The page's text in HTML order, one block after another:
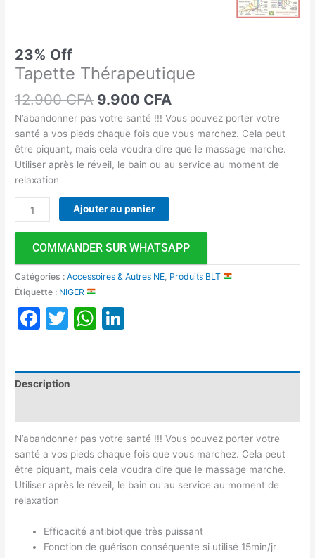
23% Off
Tapette Thérapeutique
12.900CFA 9.900 CFA
N’abandonner pas votre santé !!! Vous pouvez porter votre
santé a vos pieds chaque fois que vous marchez. Cela peut
être piquant, mais cela voudra dire que le massage marche.
Utiliser après le réveil, le bain ou au service au moment de
relaxation
Ajouter au panier
COMMANDER SUR WHATSAPP
Catégories :Accessoires & Autres NE Produits BLT
Étiquette : NIGER
Facebook
TwitterWhatsApp
Description
N’abandonner pas votre santé !!! Vous pouvez porter votre
santé a vos pieds chaque fois que vous marchez. Cela peut
être piquant, mais cela voudra dire que le massage marche.
Utiliser après le réveil, le bain ou au service au moment de
relaxation
Efficacité antibiotique très puissant
Fonction de guérison conséquente si utilisé 15min/jr